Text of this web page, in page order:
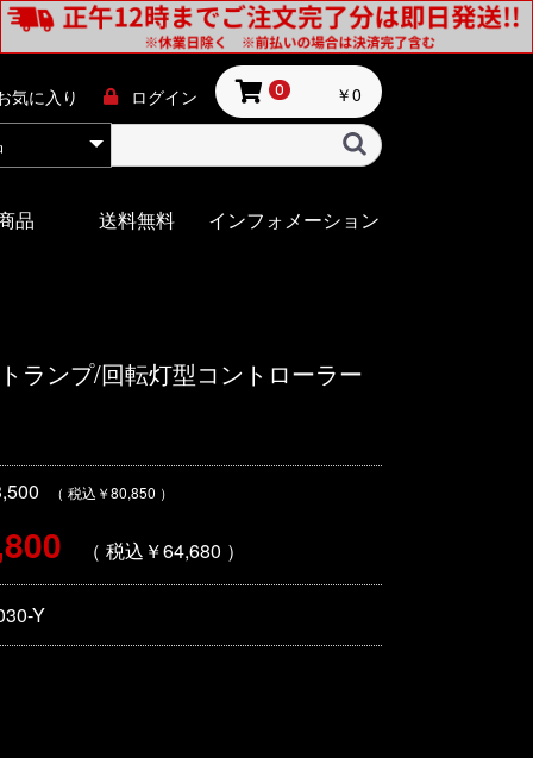
気に入り ログイン 0 ￥0
品 送料無料 インフォメーション
ランプ/回転灯型コントローラー
（ 税込￥80,850 ）
（ 税込￥64,680 ）
Y